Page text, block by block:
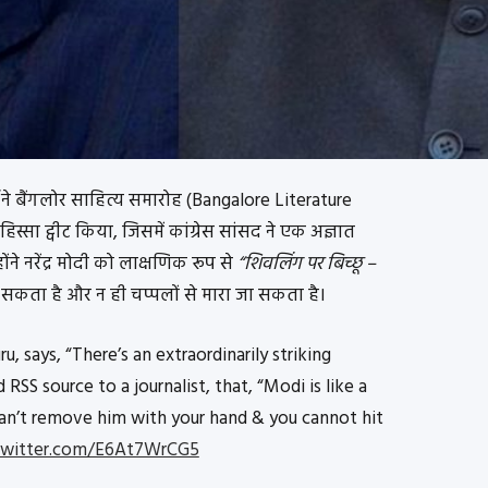
बैंगलोर साहित्य समारोह (Bangalore Literature
ट्वीट किया, जिसमें कांग्रेस सांसद ने एक अज्ञात
नरेंद्र मोदी को लाक्षणिक रूप से “शिवलिंग पर बिच्छू –
है और न ही चप्पलों से मारा जा सकता है।
says, “There’s an extraordinarily striking
source to a journalist, that, “Modi is like a
remove him with your hand & you cannot hit
E6At7WrCG5